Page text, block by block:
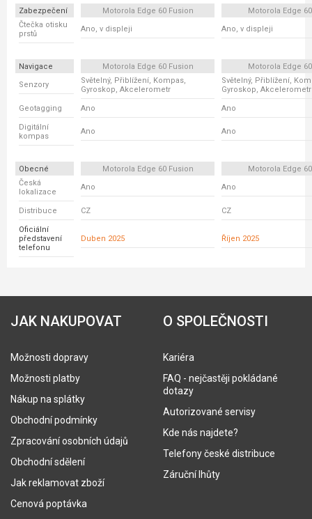
Zabezpečení Motorola Edge 60 Fusion
Motorola Edge
Čtečka otisku
prstů
Ano, v displeji Ano, v displeji
Navigace Motorola Edge 60 Fusion
Motorola Edge
Senzory
Světelný, Přiblížení, Kompas,
Gyroskop, Akcelerometr
Světelný, Přiblížení,
Gyroskop, Akcelerometr
Geotagging Ano Ano
Digitální
kompas
Ano Ano
Obecné Motorola Edge 60 Fusion
Motorola Edge
Česká
lokalizace
Ano Ano
Distribuce CZ CZ
Oficiální
představení
telefonu
Duben 2025 Říjen 2025
JAK NAKUPOVAT
Možnosti dopravy
Možnosti platby
Nákup na splátky
Obchodní podmínky
Zpracování osobních údajů
Obchodní sdělení
Jak reklamovat zboží
Cenová poptávka
O SPOLEČNOSTI
Kariéra
FAQ - nejčastěji pokládané
dotazy
Autorizované servisy
Kde nás najdete?
Telefony české distribuce
Záruční lhůty